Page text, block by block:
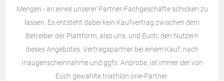
Mengen - an eines unserer Partner-Fachgeschäfte schicken zu
lassen. Es entsteht dabei kein Kaufvertrag zwischen dem
Betreiber der Plattform, also uns, und Euch, den Nutzern
dieses Angebotes. Vertragspartner bei einem Kauf, nach
Inaugenscheinnahme und ggfs. Anprobe, ist immer der von
Euch gewähltetriathlon.one-Partner.